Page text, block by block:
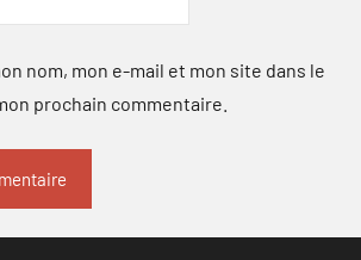
nom, mon e-mail et mon site dans le
prochain commentaire.